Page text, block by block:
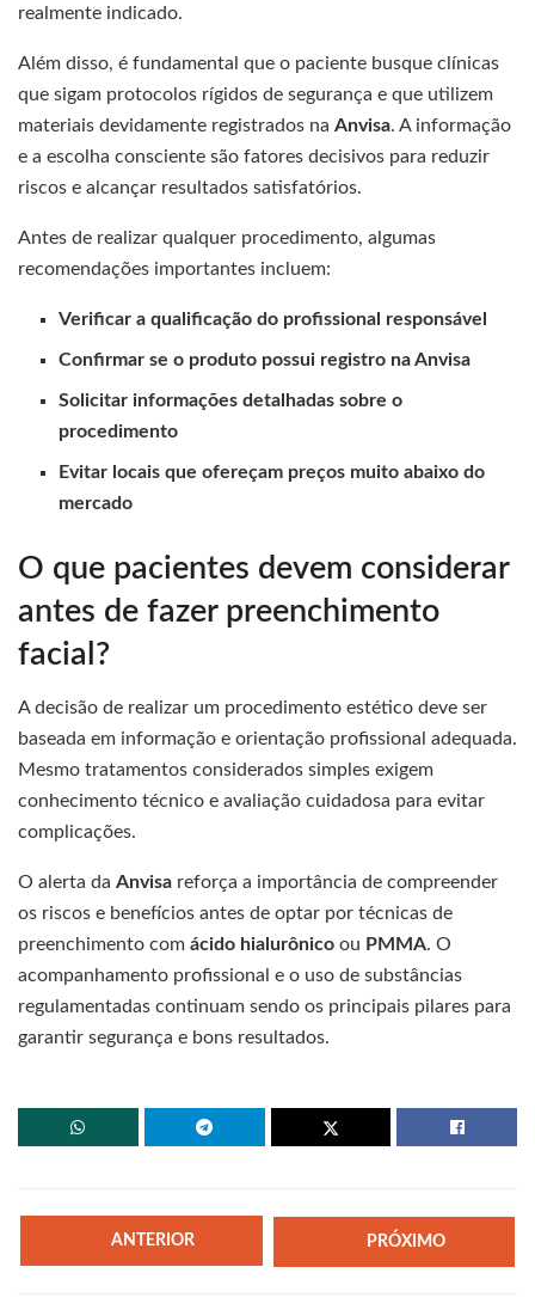
realmente indicado.
Além disso, é fundamental que o paciente busque clínicas
que sigam protocolos rígidos de segurança e que utilizem
materiais devidamente registrados na Anvisa. A informação
e a escolha consciente são fatores decisivos para reduzir
riscos e alcançar resultados satisfatórios.
Antes de realizar qualquer procedimento, algumas
recomendações importantes incluem:
Verificar a qualificação do profissional responsável
Confirmar se o produto possui registro na Anvisa
Solicitar informações detalhadas sobre o
procedimento
Evitar locais que ofereçam preços muito abaixo do
mercado
O que pacientes devem considerar
antes de fazer preenchimento
facial?
A decisão de realizar um procedimento estético deve ser
baseada em informação e orientação profissional adequada.
Mesmo tratamentos considerados simples exigem
conhecimento técnico e avaliação cuidadosa para evitar
complicações.
O alerta da Anvisa reforça a importância de compreender
os riscos e benefícios antes de optar por técnicas de
preenchimento com ácido hialurônico ou PMMA. O
acompanhamento profissional e o uso de substâncias
regulamentadas continuam sendo os principais pilares para
garantir segurança e bons resultados.
ANTERIOR PRÓXIMO